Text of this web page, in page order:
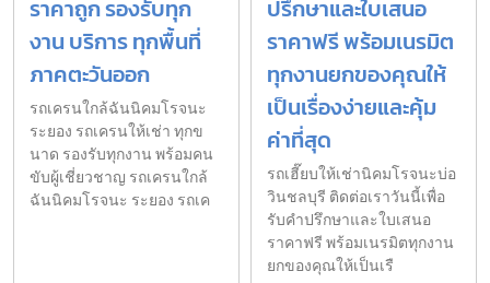
ราคาถูก รองรับทุก
งาน บริการ ทุกพื้นที่
ภาคตะวันออก
รถเครนใกล้ฉันนิคมโรจนะ
ระยอง รถเครนให้เช่า ทุกข
นาด รองรับทุกงาน พร้อมคน
ขับผู้เชี่ยวชาญ รถเครนใกล้
ฉันนิคมโรจนะ ระยอง รถเค
ปรึกษาและใบเสนอ
ราคาฟรี พร้อมเนรมิต
ทุกงานยกของคุณให้
เป็นเรื่องง่ายและคุ้ม
ค่าที่สุด
รถเฮี๊ยบให้เช่านิคมโรจนะบ่อ
วินชลบุรี ติดต่อเราวันนี้เพื่อ
รับคำปรึกษาและใบเสนอ
ราคาฟรี พร้อมเนรมิตทุกงาน
ยกของคุณให้เป็นเรื